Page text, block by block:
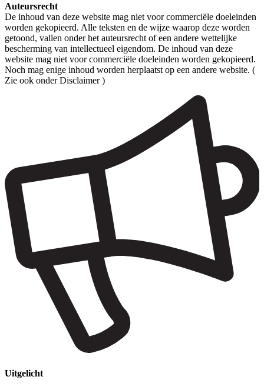
Auteursrecht
De inhoud van deze website mag niet voor commerciële doeleinden
worden gekopieerd. Alle teksten en de wijze waarop deze worden
getoond, vallen onder het auteursrecht of een andere wettelijke
bescherming van intellectueel eigendom. De inhoud van deze
website mag niet voor commerciële doeleinden worden gekopieerd.
Noch mag enige inhoud worden herplaatst op een andere website. (
Zie ook onder Disclaimer )
Uitgelicht